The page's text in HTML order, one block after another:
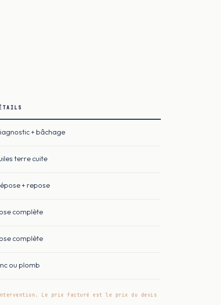
+ bâchage
terre cuite
+ repose
complète
complète
ou plomb
Le prix facturé est le prix du devis